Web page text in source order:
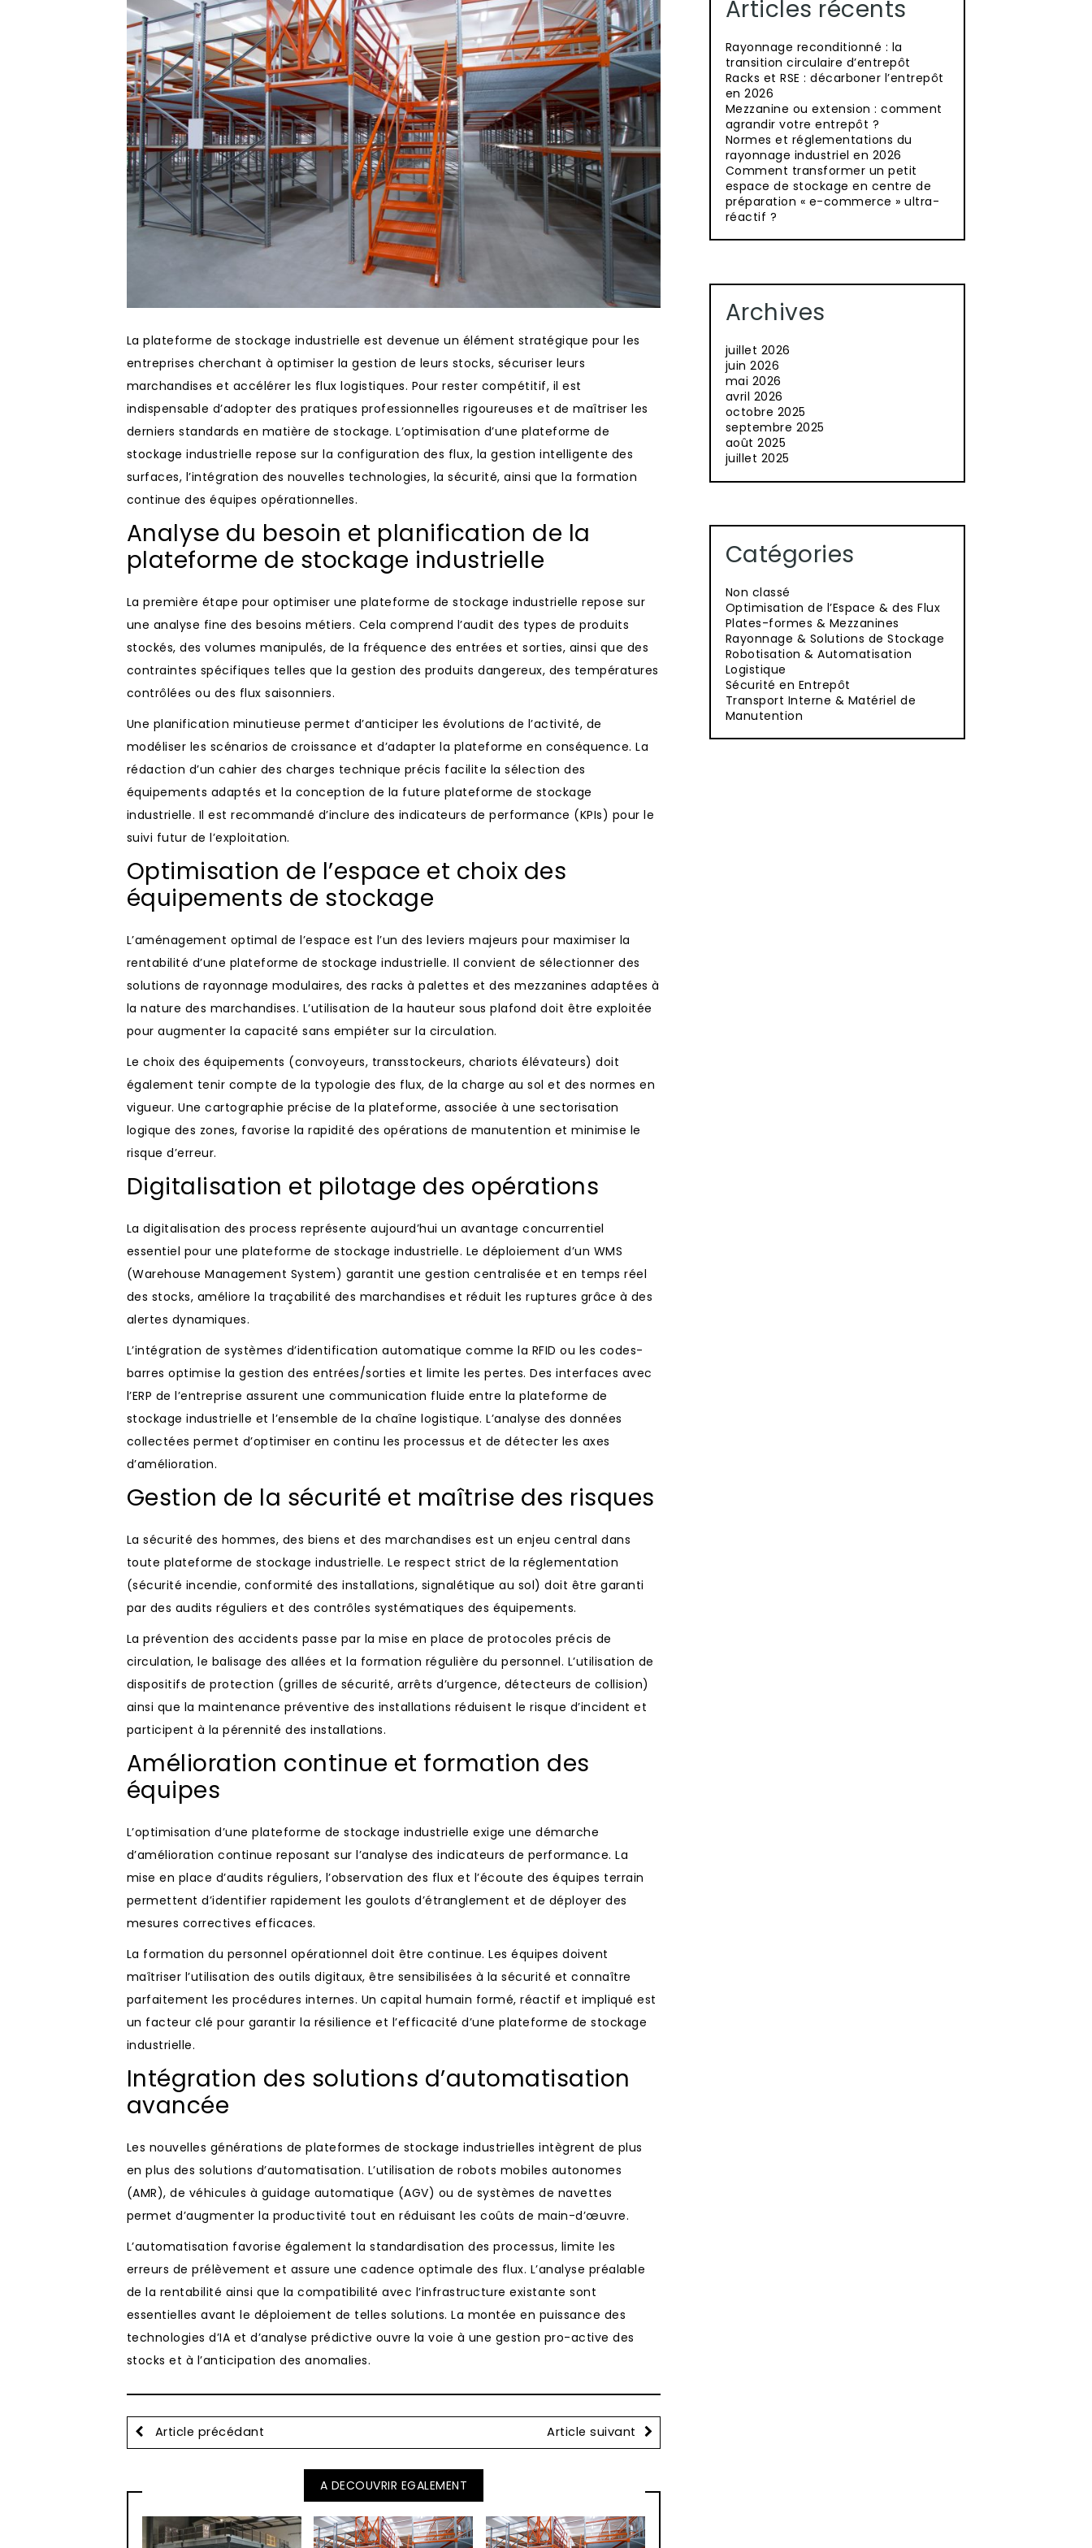
La plateforme de stockage industrielle est devenue un élément stratégique pour les
entreprises cherchant à optimiser la gestion de leurs stocks, sécuriser leurs
marchandises et accélérer les flux logistiques. Pour rester compétitif, il est
indispensable d’adopter des pratiques professionnelles rigoureuses et de maîtriser les
derniers standards en matière de stockage. L’optimisation d’une plateforme de
stockage industrielle repose sur la configuration des flux, la gestion intelligente des
surfaces, l’intégration des nouvelles technologies, la sécurité, ainsi que la formation
continue des équipes opérationnelles.
Analyse du besoin et planification de la
plateforme de stockage industrielle
La première étape pour optimiser une plateforme de stockage industrielle repose sur
une analyse fine des besoins métiers. Cela comprend l’audit des types de produits
stockés, des volumes manipulés, de la fréquence des entrées et sorties, ainsi que des
contraintes spécifiques telles que la gestion des produits dangereux, des températures
contrôlées ou des flux saisonniers.
Une planification minutieuse permet d’anticiper les évolutions de l’activité, de
modéliser les scénarios de croissance et d’adapter la plateforme en conséquence. La
rédaction d’un cahier des charges technique précis facilite la sélection des
équipements adaptés et la conception de la future plateforme de stockage
industrielle. Il est recommandé d’inclure des indicateurs de performance (KPIs) pour le
suivi futur de l’exploitation.
Optimisation de l’espace et choix des
équipements de stockage
L’aménagement optimal de l’espace est l’un des leviers majeurs pour maximiser la
rentabilité d’une plateforme de stockage industrielle. Il convient de sélectionner des
solutions de rayonnage modulaires, des racks à palettes et des mezzanines adaptées à
la nature des marchandises. L’utilisation de la hauteur sous plafond doit être exploitée
pour augmenter la capacité sans empiéter sur la circulation.
Le choix des équipements (convoyeurs, transstockeurs, chariots élévateurs) doit
également tenir compte de la typologie des flux, de la charge au sol et des normes en
vigueur. Une cartographie précise de la plateforme, associée à une sectorisation
logique des zones, favorise la rapidité des opérations de manutention et minimise le
risque d’erreur.
Digitalisation et pilotage des opérations
La digitalisation des process représente aujourd’hui un avantage concurrentiel
essentiel pour une plateforme de stockage industrielle. Le déploiement d’un WMS
(Warehouse Management System) garantit une gestion centralisée et en temps réel
des stocks, améliore la traçabilité des marchandises et réduit les ruptures grâce à des
alertes dynamiques.
L’intégration de systèmes d’identification automatique comme la RFID ou les codes-
barres optimise la gestion des entrées/sorties et limite les pertes. Des interfaces avec
l’ERP de l’entreprise assurent une communication fluide entre la plateforme de
stockage industrielle et l’ensemble de la chaîne logistique. L’analyse des données
collectées permet d’optimiser en continu les processus et de détecter les axes
d’amélioration.
Gestion de la sécurité et maîtrise des risques
La sécurité des hommes, des biens et des marchandises est un enjeu central dans
toute plateforme de stockage industrielle. Le respect strict de la réglementation
(sécurité incendie, conformité des installations, signalétique au sol) doit être garanti
par des audits réguliers et des contrôles systématiques des équipements.
La prévention des accidents passe par la mise en place de protocoles précis de
circulation, le balisage des allées et la formation régulière du personnel. L’utilisation de
dispositifs de protection (grilles de sécurité, arrêts d’urgence, détecteurs de collision)
ainsi que la maintenance préventive des installations réduisent le risque d’incident et
participent à la pérennité des installations.
Amélioration continue et formation des
équipes
L’optimisation d’une plateforme de stockage industrielle exige une démarche
d’amélioration continue reposant sur l’analyse des indicateurs de performance. La
mise en place d’audits réguliers, l’observation des flux et l’écoute des équipes terrain
permettent d’identifier rapidement les goulots d’étranglement et de déployer des
mesures correctives efficaces.
La formation du personnel opérationnel doit être continue. Les équipes doivent
maîtriser l’utilisation des outils digitaux, être sensibilisées à la sécurité et connaître
parfaitement les procédures internes. Un capital humain formé, réactif et impliqué est
un facteur clé pour garantir la résilience et l’efficacité d’une plateforme de stockage
industrielle.
Intégration des solutions d’automatisation
avancée
Les nouvelles générations de plateformes de stockage industrielles intègrent de plus
en plus des solutions d’automatisation. L’utilisation de robots mobiles autonomes
(AMR), de véhicules à guidage automatique (AGV) ou de systèmes de navettes
permet d’augmenter la productivité tout en réduisant les coûts de main-d’œuvre.
L’automatisation favorise également la standardisation des processus, limite les
erreurs de prélèvement et assure une cadence optimale des flux. L’analyse préalable
de la rentabilité ainsi que la compatibilité avec l’infrastructure existante sont
essentielles avant le déploiement de telles solutions. La montée en puissance des
technologies d’IA et d’analyse prédictive ouvre la voie à une gestion pro-active des
stocks et à l’anticipation des anomalies.
Article précédant Article suivant
A DECOUVRIR EGALEMENT
Articles récents
Rayonnage reconditionné : la
transition circulaire d’entrepôt
Racks et RSE : décarboner l’entrepôt
en 2026
Mezzanine ou extension : comment
agrandir votre entrepôt ?
Normes et réglementations du
rayonnage industriel en 2026
Comment transformer un petit
espace de stockage en centre de
préparation « e-commerce » ultra-
réactif ?
Archives
juillet 2026
juin 2026
mai 2026
avril 2026
octobre 2025
septembre 2025
août 2025
juillet 2025
Catégories
Non classé
Optimisation de l’Espace & des Flux
Plates-formes & Mezzanines
Rayonnage & Solutions de Stockage
Robotisation & Automatisation
Logistique
Sécurité en Entrepôt
Transport Interne & Matériel de
Manutention